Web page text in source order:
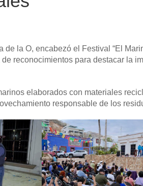
la O, encabezó el Festival “El
reconocimientos para destacar la
elaborados con materiales
responsable de los